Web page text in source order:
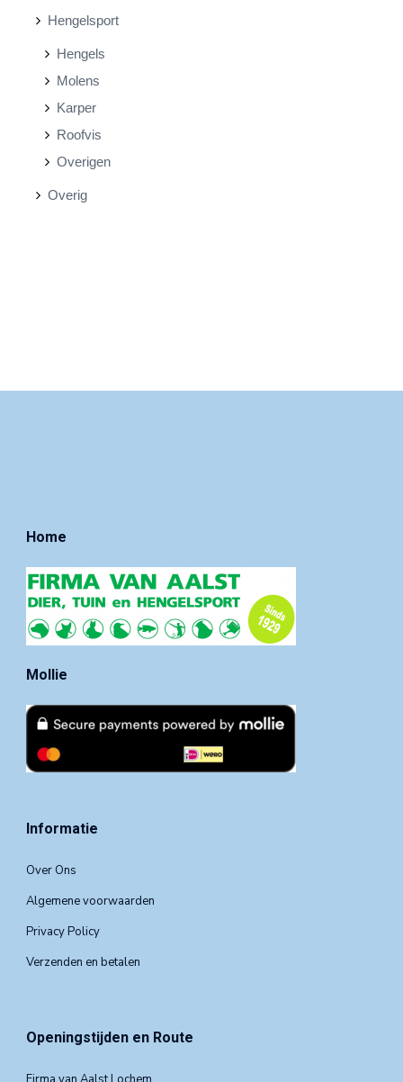
Hengelsport
Hengels
Molens
Karper
Roofvis
Overigen
Overig
Home
Mollie
Informatie
Over Ons
Algemene voorwaarden
Privacy Policy
Verzenden en betalen
Openingstijden en Route